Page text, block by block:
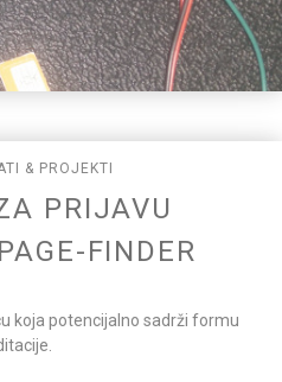
& PROJEKTI
PRIJAVU
FINDER
koja potencijalno sadrži formu